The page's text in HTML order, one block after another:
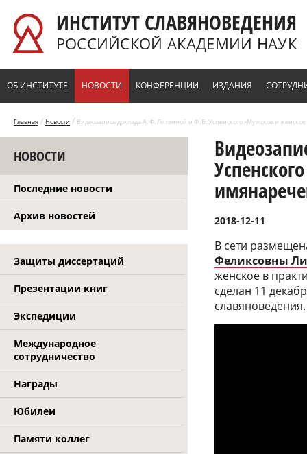
ИНСТИТУТ СЛАВЯНОВЕДЕНИЯ
РОССИЙСКОЙ АКАДЕМИИ НАУК
ОБ ИНСТИТУТЕ НОВОСТИ КОНФЕРЕНЦИИ ИЗДАНИЯ
Главная / Новости / Видеозапись доклада А. Ф. Литвиной и Ф. Б. Успенского «Мужское и
НОВОСТИ
Последние новости
Архив новостей
Защиты диссертаций
Презентации книг
Экспедиции
Международное
сотрудничество
Награды
Юбилеи
Памяти коллег
2018-12-11
В сети
Феликсовны
женское в
сделан 11
славяноведения.